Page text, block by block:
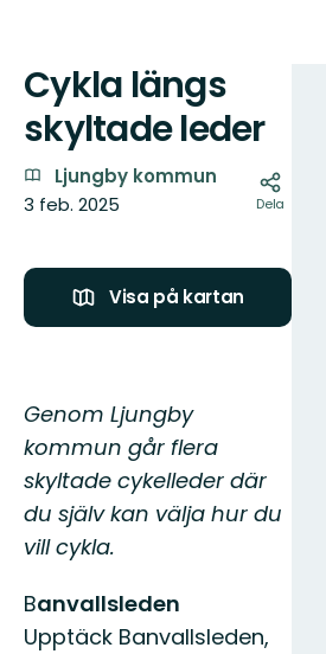
Cykla längs
skyltade leder
Ljungby kommun
3 feb. 2025
Dela
Visa på kartan
Genom Ljungby
kommun går flera
skyltade cykelleder där
du själv kan välja hur du
vill cykla.
Banvallsleden
Upptäck Banvallsleden,